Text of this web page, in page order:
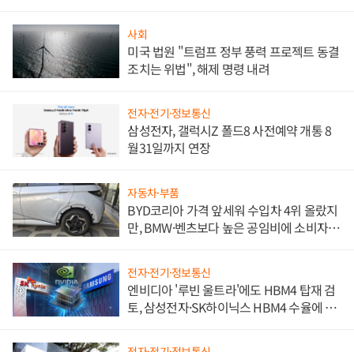
사회
미국 법원 "트럼프 정부 풍력 프로젝트 동결
조치는 위법", 해제 명령 내려
전자·전기·정보통신
삼성전자, 갤럭시Z 폴드8 사전예약 개통 8
월31일까지 연장
자동차·부품
BYD코리아 가격 앞세워 수입차 4위 올랐지
만, BMW·벤츠보다 높은 공임비에 소비자
전자·전기·정보통신
엔비디아 '루빈 울트라'에도 HBM4 탑재 검
토, 삼성전자·SK하이닉스 HBM4 수율에 주